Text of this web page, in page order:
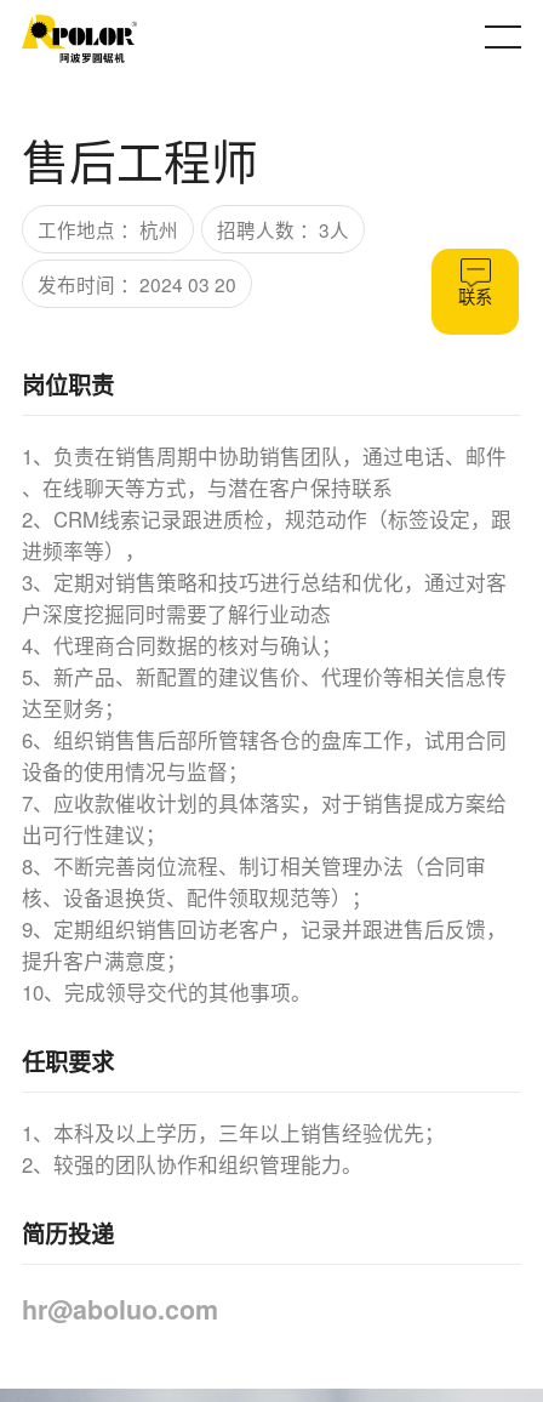
联系
售后工程师
工作地点 ：杭州 招聘人数 ：3人
发布时间 ：2024 03 20
岗位职责
1、负责在销售周期中协助销售团队，通过电话、邮件
、在线聊天等方式，与潜在客户保持联系
2、CRM线索记录跟进质检，规范动作（标签设定，跟
进频率等），
3、定期对销售策略和技巧进行总结和优化，通过对客
户深度挖掘同时需要了解行业动态
4、代理商合同数据的核对与确认；
5、新产品、新配置的建议售价、代理价等相关信息传
达至财务；
6、组织销售售后部所管辖各仓的盘库工作，试用合同
设备的使用情况与监督；
7、应收款催收计划的具体落实，对于销售提成方案给
出可行性建议；
8、不断完善岗位流程、制订相关管理办法（合同审
核、设备退换货、配件领取规范等）；
9、定期组织销售回访老客户，记录并跟进售后反馈，
提升客户满意度；
10、完成领导交代的其他事项。
任职要求
1、本科及以上学历，三年以上销售经验优先；
2、较强的团队协作和组织管理能力。
简历投递
hr@aboluo.com